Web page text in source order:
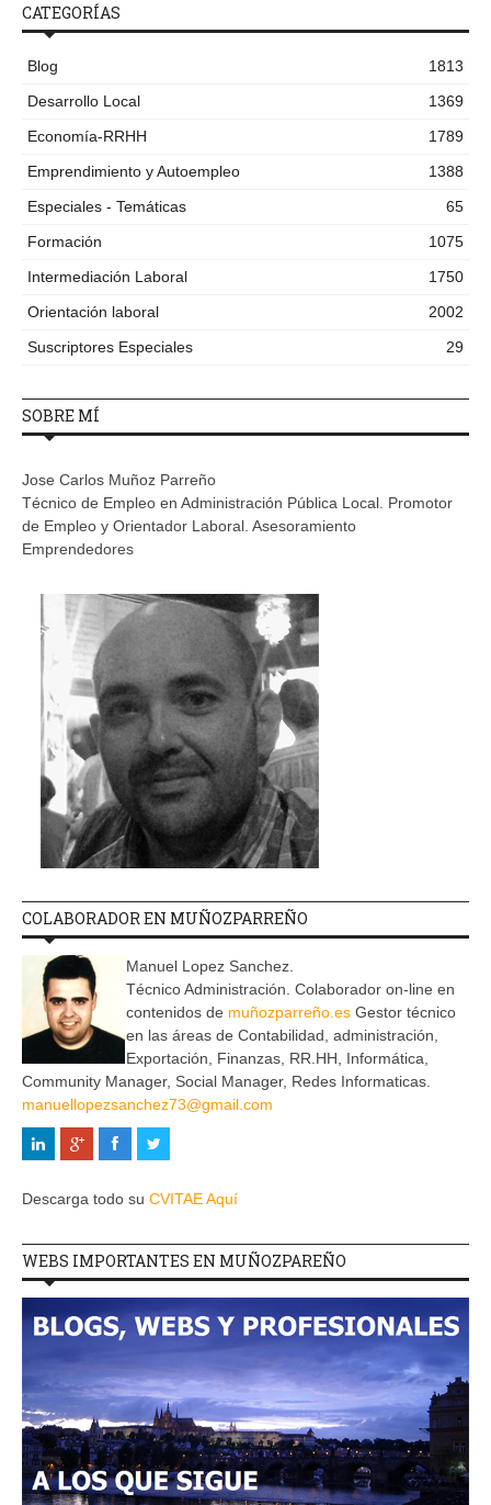
CATEGORÍAS
Blog
1813
Desarrollo Local
1369
Economía-RRHH
1789
Emprendimiento y Autoempleo
1388
Especiales - Temáticas
65
Formación
1075
Intermediación Laboral
1750
Orientación laboral
2002
Suscriptores Especiales
29
SOBRE MÍ
Jose Carlos Muñoz Parreño
Técnico de Empleo en Administración Pública Local. Promotor
de Empleo y Orientador Laboral. Asesoramiento
Emprendedores
COLABORADOR EN MUÑOZPARREÑO
Manuel Lopez Sanchez.
Técnico Administración. Colaborador on-line en
contenidos de muñozparreño.es Gestor técnico
en las áreas de Contabilidad, administración,
Exportación, Finanzas, RR.HH, Informática,
Community Manager, Social Manager, Redes Informaticas.
manuellopezsanchez73@gmail.com
Descarga todo su CVITAE Aquí
WEBS IMPORTANTES EN MUÑOZPAREÑO